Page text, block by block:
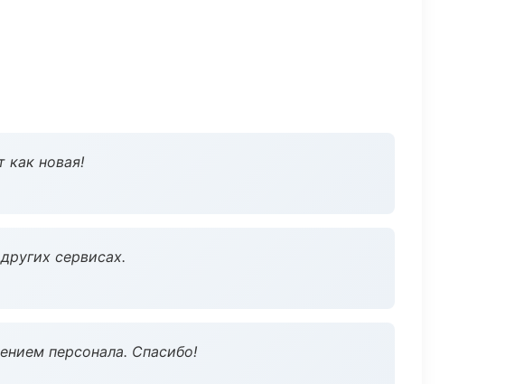
как новая!
сервисах.
персонала. Спасибо!